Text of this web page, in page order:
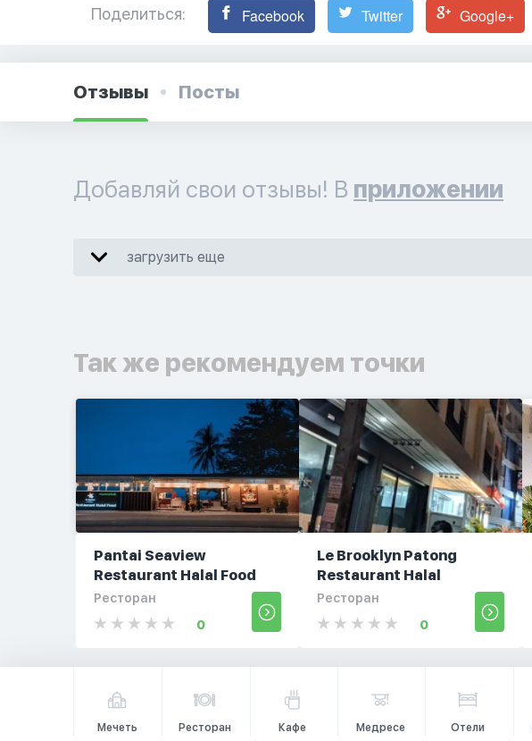
Поделиться: Facebook Twitter Google+
Отзывы Посты
Добавляй свои отзывы! В приложении
загрузить еще
Так же рекомендуем точки
Pantai Seaview
Restaurant Halal Food
Ресторан
0
Le Brooklyn Patong
Restaurant Halal
Ресторан
0
Мечеть Ресторан Кафе Медресе Отели